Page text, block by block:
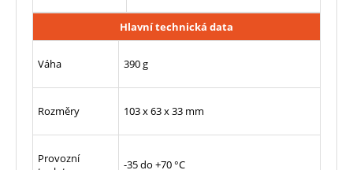
Hlavní technická data
Váha 390 g
Rozměry 103 x 63 x 33 mm
Provozní
-35 do +70 °C